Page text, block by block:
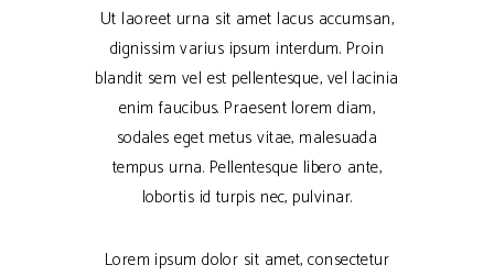
Ut laoreet urna sit amet lacus accumsan,
dignissim varius ipsum interdum. Proin
blandit sem vel est pellentesque, vel lacinia
enim faucibus. Praesent lorem diam,
sodales eget metus vitae, malesuada
tempus urna. Pellentesque libero ante,
lobortis id turpis nec, pulvinar.
Lorem ipsum dolor sit amet, consectetur